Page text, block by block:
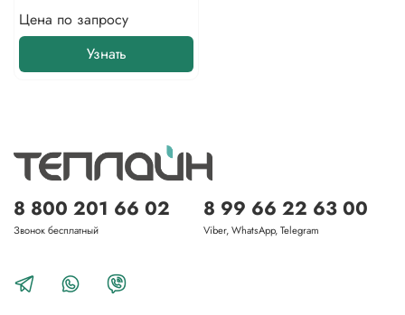
Цена по запросу
Узнать
8 800 201 66 02
Звонок бесплатный
8 99 66 22 63 00
Viber, WhatsApp, Telegram